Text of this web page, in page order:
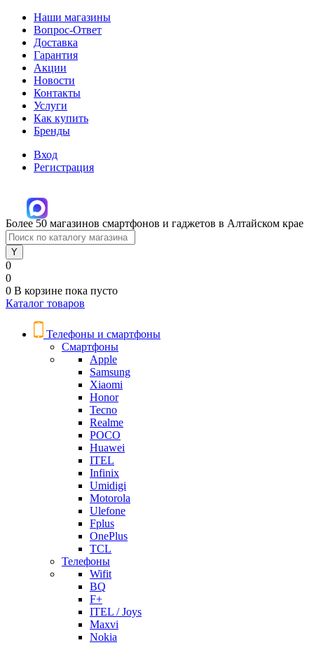
Наши магазины
Вопрос-Ответ
Доставка
Гарантия
Акции
Новости
Контакты
Услуги
Как купить
Бренды
Вход
Регистрация
Более 50 магазинов смартфонов и гаджетов в Алтайском крае
0
0
0 В корзине пока пусто
Каталог товаров
Телефоны и смартфоны
Смартфоны
Apple
Samsung
Xiaomi
Honor
Tecno
Realme
POCO
Huawei
ITEL
Infinix
Umidigi
Motorola
Ulefone
Fplus
OnePlus
TCL
Телефоны
Wifit
BQ
F+
ITEL / Joys
Maxvi
Nokia